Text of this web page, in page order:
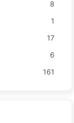
8
1
17
6
161